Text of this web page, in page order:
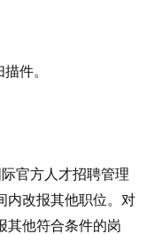
件。
官方人才招聘管理
改报其他职位。 对
其他符合条件的岗